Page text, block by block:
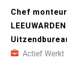
Chef
Actief Werkt